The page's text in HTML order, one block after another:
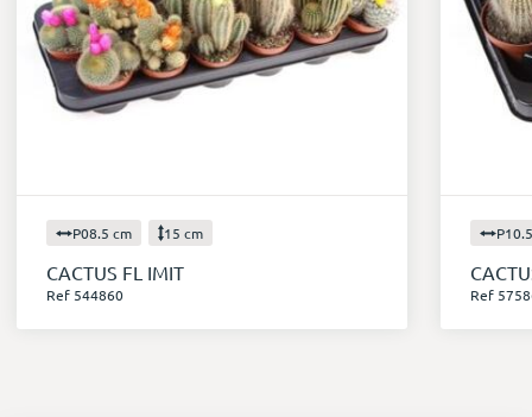
P08.5 cm 15 cm
CACTUS FL IMIT
Ref 544860 Ref